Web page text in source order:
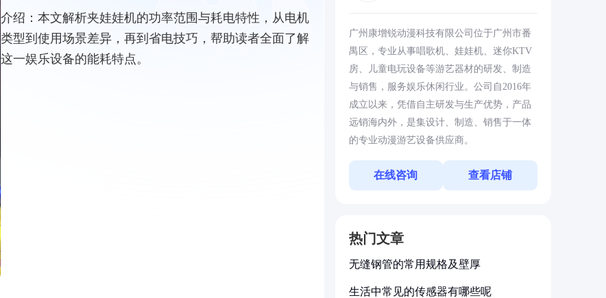
介绍： 本文解析夹娃娃机的功率范围与耗电特性，从电机
类型到使用场景差异，再到省电技巧，帮助读者全面了解
这一娱乐设备的能耗特点。
广州康增锐动漫科技有限公司位于广州市番
禺区，专业从事唱歌机、娃娃机、迷你KTV
房、儿童电玩设备等游艺器材的研发、制造
与销售，服务娱乐休闲行业。公司自2016年
成立以来，凭借自主研发与生产优势，产品
远销海内外，是集设计、制造、销售于一体
的专业动漫游艺设备供应商。
在线咨询 查看店铺
热门文章
无缝钢管的常用规格及壁厚
生活中常见的传感器有哪些呢